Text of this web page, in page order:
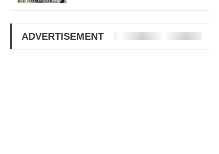
ADVERTISEMENT